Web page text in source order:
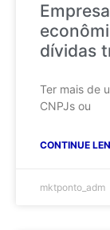
dívidas
Ter mais de
CNPJs ou
CONTINUE
mktponto_adm